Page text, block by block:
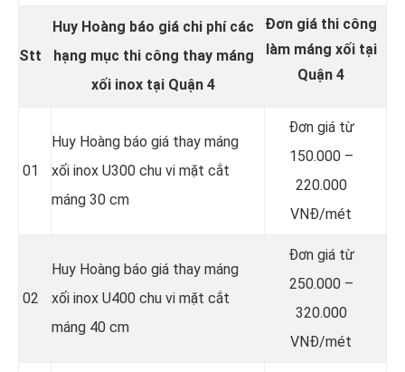
Stt
Huy Hoàng báo giá chi phí các
hạng mục thi công thaymáng
xối inox tại Quận 4
Đơn giá thi công
làm máng xối tại
Quận 4
01
Huy Hoàng báo giá thay máng
xối inox U300 chu vi mặt cắt
máng 30 cm
Đơn giá từ
150.000 –
220.000
VNĐ/mét
02
Huy Hoàng báo giá thay máng
xối inox U400 chu vi mặt cắt
máng 40 cm
Đơn giá từ
250.000 –
320.000
VNĐ/mét